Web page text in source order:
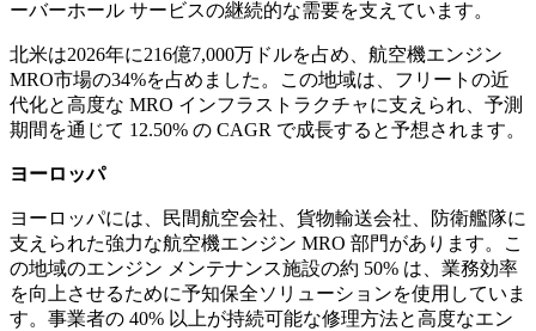
ーバーホール サービスの継続的な需要を支えています。
北米は2026年に216億7,000万ドルを占め、航空機エンジン
MRO市場の34%を占めました。この地域は、フリートの近
代化と高度な MRO インフラストラクチャに支えられ、予測
期間を通じて 12.50% の CAGR で成長すると予想されます。
ヨーロッパ
ヨーロッパには、民間航空会社、貨物輸送会社、防衛艦隊に
支えられた強力な航空機エンジン MRO 部門があります。こ
の地域のエンジン メンテナンス施設の約 50% は、業務効率
を向上させるために予知保全ソリューションを使用していま
す。事業者の 40% 以上が持続可能な修理方法と高度なエン